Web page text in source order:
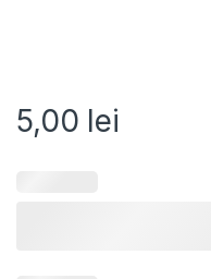
5,00 lei